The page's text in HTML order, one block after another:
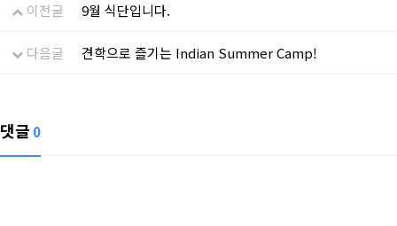
이전글 9월 식단입니다.
다음글 견학으로 즐기는 Indian Summer Camp!
댓글 0